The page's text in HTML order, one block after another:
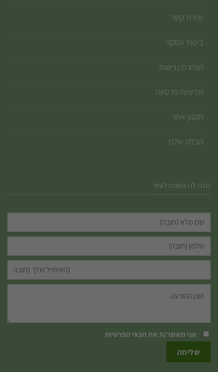
יצירת קשר
ביטול עסקה
הצהרת נגישות
מדיניות פרטיות
תקנון אתר
הבלוג שלנו
כתבו לנו ונשמח לעזור
אני מאשר/ת אתתנאי הפרטיות